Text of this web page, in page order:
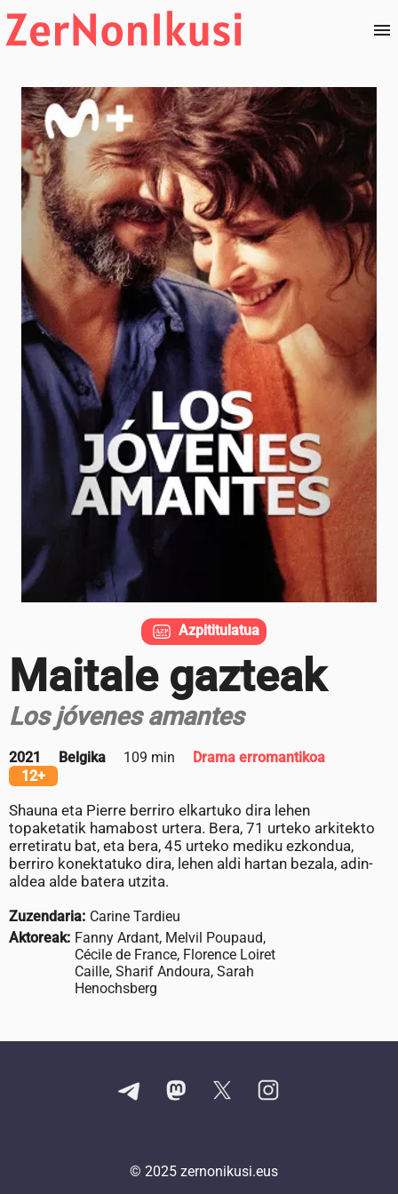
Maitale gazteak
Los jóvenes amantes
2021 Belgika 109 min
Drama erromantikoa
12+
Shauna eta Pierre berriro elkartuko dira lehen
topaketatik hamabost urtera. Bera, 71 urteko arkitekto
erretiratu bat, eta bera, 45 urteko mediku ezkondua,
berriro konektatuko dira, lehen aldi hartan bezala, adin-
aldea alde batera utzita.
Zuzendaria: Carine Tardieu
Aktoreak: Fanny Ardant, Melvil Poupaud,
Cécile de France, Florence Loiret
Caille, Sharif Andoura, Sarah
Henochsberg
Azpititulatua
© 2025 zernonikusi.eus